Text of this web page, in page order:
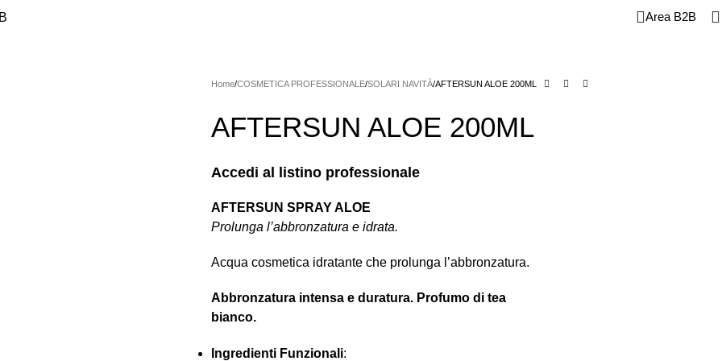
Area B2B
Home COSMETICA PROFESSIONALE SOLARI NAVITÀ AFTERSUN ALOE 200ML
AFTERSUN ALOE 200ML
Accedi al listino professionale
AFTERSUN SPRAY ALOE
Prolunga l’abbronzatura e idrata.
Acqua cosmetica idratante che prolunga l’abbronzatura.
Abbronzatura intensa e duratura. Profumo di tea
bianco.
Ingredienti Funzionali: